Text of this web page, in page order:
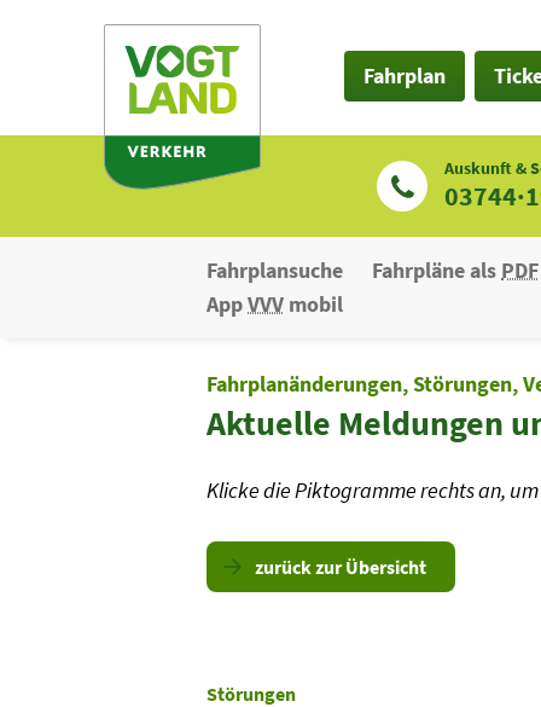
Fahrplan
Auskunft &
Fahrplansuche Fahrpläne als PDF
AppVVV mobil
Fahrplanänderungen, Störungen,
Aktuelle Meldungen
Klicke die Piktogramme rechts an,
zurück zur Übersicht
Störungen